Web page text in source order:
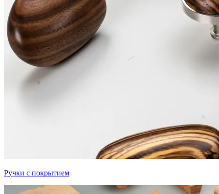
Ручки с покрытием